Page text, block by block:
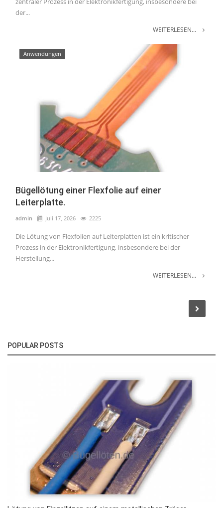
der...
WEITERLESEN...
Anwendungen
Bügellötung einer Flexfolie auf einer
Leiterplatte.
admin Juli 17, 2026 2225
Die Lötung von Flexfolien auf Leiterplatten ist ein kritischer
Prozess in der Elektronikfertigung, insbesondere bei der
Herstellung...
WEITERLESEN...
POPULAR POSTS